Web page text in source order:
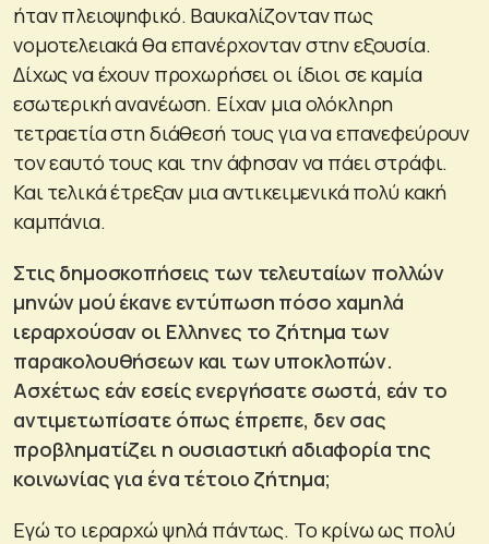
ήταν πλειοψηφικό. Βαυκαλίζονταν πως
νομοτελειακά θα επανέρχονταν στην εξουσία.
Δίχως να έχουν προχωρήσει οι ίδιοι σε καμία
εσωτερική ανανέωση. Είχαν μια ολόκληρη
τετραετία στη διάθεσή τους για να επανεφεύρουν
τον εαυτό τους και την άφησαν να πάει στράφι.
Και τελικά έτρεξαν μια αντικειμενικά πολύ κακή
καμπάνια.
Στις δημοσκοπήσεις των τελευταίων πολλών
μηνών μού έκανε εντύπωση πόσο χαμηλά
ιεραρχούσαν οι Ελληνες το ζήτημα των
παρακολουθήσεων και των υποκλοπών.
Ασχέτως εάν εσείς ενεργήσατε σωστά, εάν το
αντιμετωπίσατε όπως έπρεπε, δεν σας
προβληματίζει η ουσιαστική αδιαφορία της
κοινωνίας για ένα τέτοιο ζήτημα;
Εγώ το ιεραρχώ ψηλά πάντως. Το κρίνω ως πολύ